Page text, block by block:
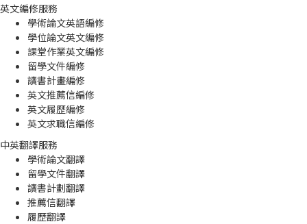
英文編修服務
學術論文英語編修
學位論文英文編修
課堂作業英文編修
留學文件編修
讀書計畫編修
英文推薦信編修
英文履歷編修
英文求職信編修
中英翻譯服務
學術論文翻譯
留學文件翻譯
讀書計劃翻譯
推薦信翻譯
履歷翻譯